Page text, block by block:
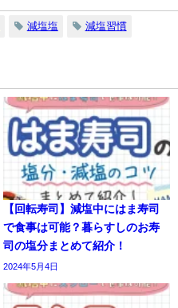
減塩塩 減塩習慣
【回転寿司】減塩中にはま寿司
で食事は可能？暮らすしのお寿
司の塩分まとめて紹介！
2024年5月4日